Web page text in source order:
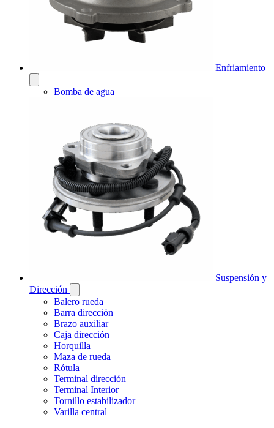
Enfriamiento
Bomba de agua
Suspensión y
Dirección
Balero rueda
Barra dirección
Brazo auxiliar
Caja dirección
Horquilla
Maza de rueda
Rótula
Terminal dirección
Terminal Interior
Tornillo estabilizador
Varilla central